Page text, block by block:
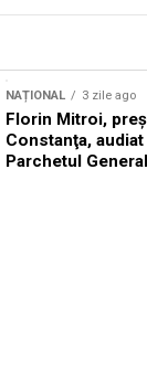
NAȚIONAL 3 zile ago
Florin Mitroi,
Constanţa,
Parchetul General